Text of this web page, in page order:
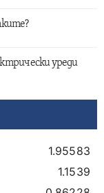
уреди
1.95583
1.1539